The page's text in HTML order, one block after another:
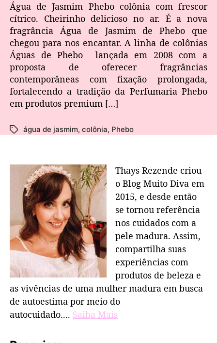
Água de Jasmim Phebo colônia com frescor
cítrico. Cheirinho delicioso no ar. É a nova
fragrância Água de Jasmim de Phebo que
chegou para nos encantar. A linha de colônias
Águas de Phebo lançada em 2008 com a
proposta de oferecer fragrâncias
contemporâneas com fixação prolongada,
fortalecendo a tradição da Perfumaria Phebo
em produtos premium […]
água de jasmim, colônia, Phebo
Thays Rezende criou
o Blog Muito Diva em
2015, e desde então
se tornou referência
nos cuidados com a
pele madura. Assim,
compartilha suas
experiências com
produtos de beleza e
as vivências de uma mulher madura em busca
de autoestima por meio do
autocuidado.... Saiba Mais